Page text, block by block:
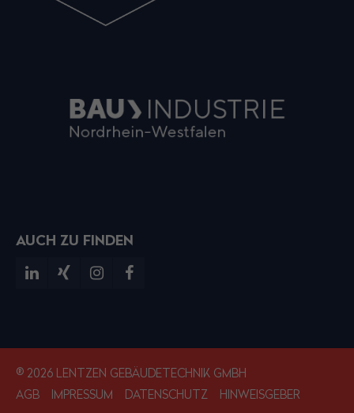
AUCH ZU FINDEN
® 2026 LENTZEN GEBÄUDETECHNIK GMBH
AGB
IMPRESSUM DATENSCHUTZ HINWEISGEBER